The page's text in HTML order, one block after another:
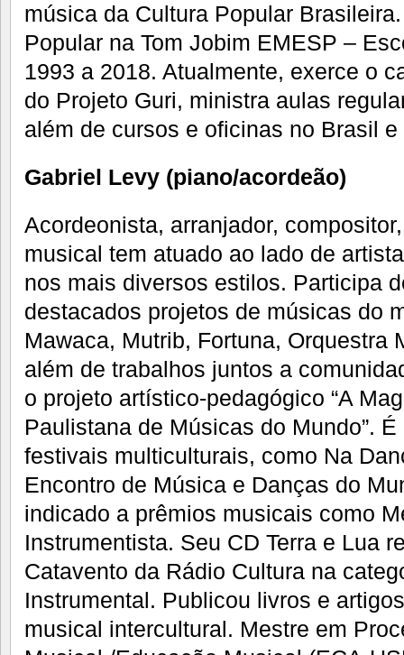
música da Cultura Popular
Popular na Tom Jobim EMESP –
1993 a 2018. Atualmente, exerce o
do Projeto Guri, ministra aulas
além de cursos e oficinas no Brasil e
Gabriel Levy (piano/acordeão)
Acordeonista, arranjador,
musical tem atuado ao lado de
nos mais diversos estilos. Participa
destacados projetos de músicas do
Mawaca, Mutrib, Fortuna, Orquestra
além de trabalhos juntos a
o projeto artístico-pedagógico “A
Paulistana de Músicas do Mundo”.
festivais multiculturais, como Na
Encontro de Música e Danças do
indicado a prêmios musicais como
Instrumentista. Seu CD Terra e Lua
Catavento da Rádio Cultura na
Instrumental. Publicou livros e
musical intercultural. Mestre em